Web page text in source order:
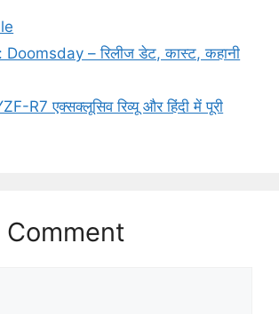
– रिलीज डेट, कास्ट, कहानी
R7 एक्सक्लूसिव रिव्यू और हिंदी में पूरी
Comment